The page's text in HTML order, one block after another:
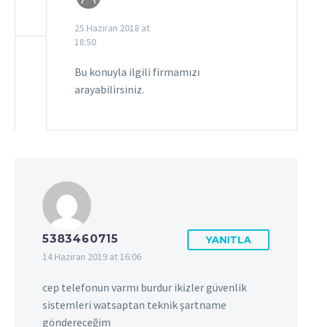
25 Haziran 2018 at
18:50
Bu konuyla ilgili firmamızı
arayabilirsiniz.
5383460715
14 Haziran 2019 at 16:06
YANITLA
cep telefonun varmı burdur ikizler güvenlik
sistemleri watsaptan teknik şartname
göndereceğim